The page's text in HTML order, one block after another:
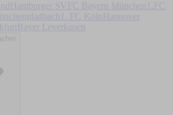
Hamburger SV FC Bayern München
1.FC
1. FC Köln
Hannover
Bayer Leverkusen